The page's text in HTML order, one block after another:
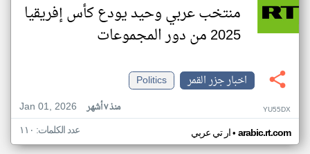
منتخب عربي وحيد يودع كأس إفريقيا
2025 من دور المجموعات
اخبار جزر القمر
Politics
Jan 01, 2026
منذ ٧ أشهر YU55DX
ار تي عربي• arabic.rt.com عدد الكلمات: ١١٠